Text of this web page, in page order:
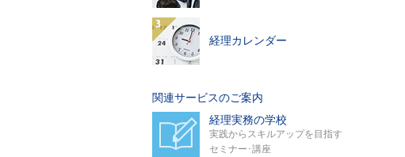
経理カレンダー
関連サービスのご案内
経理実務の学校
実践からスキルアップを目指す
セミナー･講座